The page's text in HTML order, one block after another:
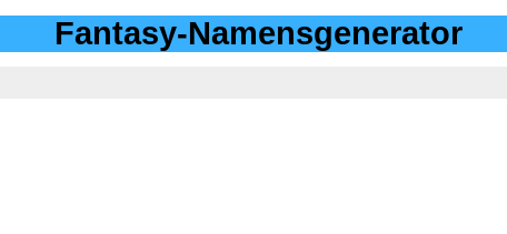
Fantasy-Namensgenerator